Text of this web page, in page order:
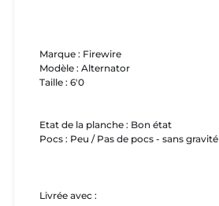
Marque : Firewire
Modèle : Alternator
Taille : 6'0
Etat de la planche : Bon état
Pocs : Peu / Pas de pocs - sans gravité
Livrée avec :